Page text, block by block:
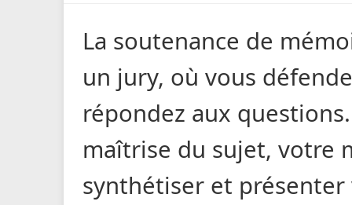
La soutenance de
un jury, où vous
répondez aux
maîtrise du sujet, votre
synthétiser et présenter